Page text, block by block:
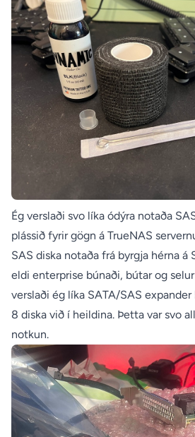
Ég verslaði svo líka ódýra notaða
plássið fyrir gögn á TrueNAS
SAS diska notaða frá byrgja hérna á
eldi enterprise búnaði, bútar og
verslaði ég líka SATA/SAS
8 diska við í heildina. Þetta var svo
notkun.